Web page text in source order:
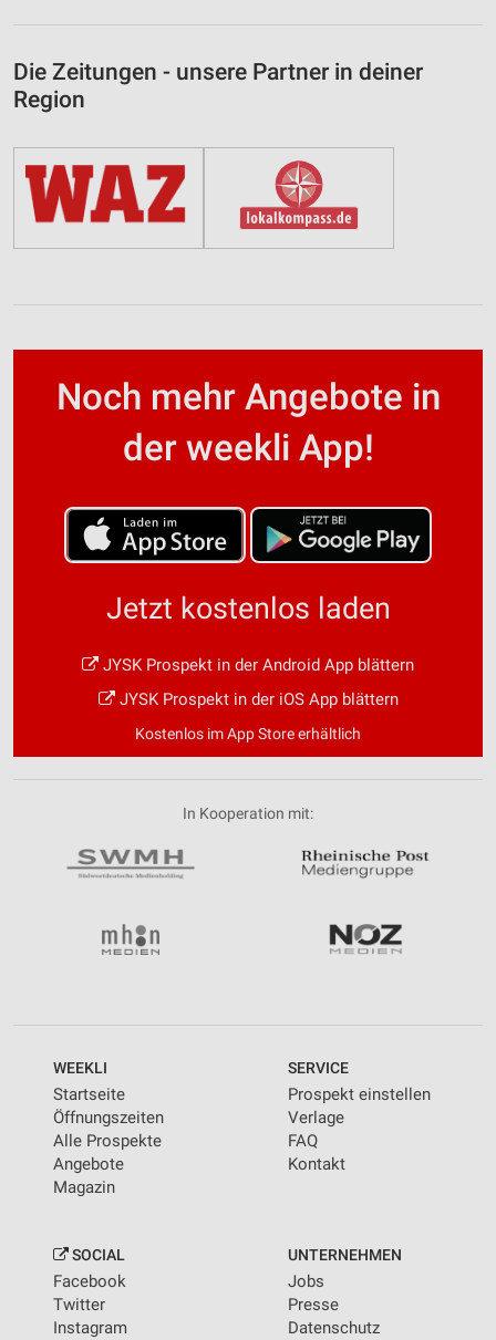
Die Zeitungen - unsere Partner in deiner
Region
Noch mehr Angebote in
der weekli App!
Jetzt kostenlos laden
JYSK Prospekt in der Android App blättern
JYSK Prospekt in der iOS App blättern
Kostenlos im App Store erhältlich
In Kooperation mit:
WEEKLI
Startseite
Öffnungszeiten
Alle Prospekte
Angebote
Magazin
SERVICE
Prospekt einstellen
Verlage
FAQ
Kontakt
SOCIAL
Facebook
Twitter
Instagram
UNTERNEHMEN
Jobs
Presse
Datenschutz